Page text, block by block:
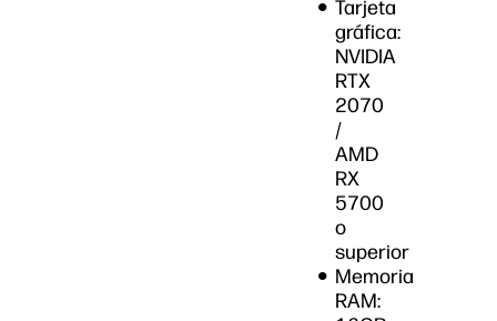
Tarjeta
gráfica:
NVIDIA
RTX
2070
/
AMD
RX
5700
o
superior
Memoria
RAM: